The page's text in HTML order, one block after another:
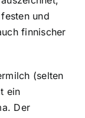
und
finnischer
(selten
ein
Der